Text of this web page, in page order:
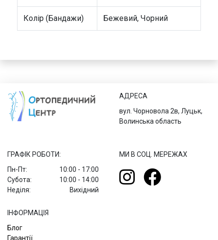
Колір (Бандажи) Бежевий, Чорний
ГРАФІК РОБОТИ:
Пн-Пт:
10:00 - 17:00
Субота:
10:00 - 14:00
Неділя:
Вихідний
АДРЕСА
вул. Чорновола 2в, Луцьк,
Волинська область
ІНФОРМАЦІЯ
Блог
Гарантії
МИ В СОЦ. МЕРЕЖАХ